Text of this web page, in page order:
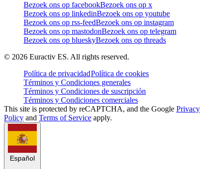
Bezoek ons op facebookBezoek ons op x
Bezoek ons op linkedinBezoek ons op youtube
Bezoek ons op rss-feedBezoek ons op instagram
Bezoek ons op mastodonBezoek ons op telegram
Bezoek ons op blueskyBezoek ons op threads
© 2026 Euractiv ES. All rights reserved.
Política de privacidadPolítica de cookies
Términos y Condiciones generales
Términos y Condiciones de suscripción
Términos y Condiciones comerciales
This site is protected by reCAPTCHA, and the Google Privacy
Policy and Terms of Service apply.
Español